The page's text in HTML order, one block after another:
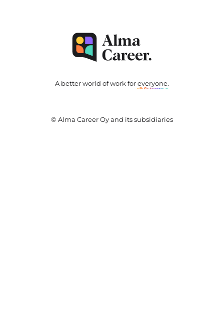
A better world of work foreveryone.
© Alma Career Oy and its subsidiaries